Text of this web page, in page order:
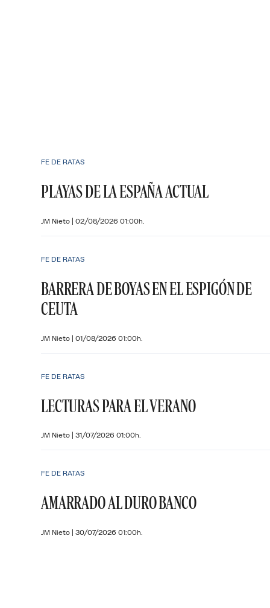
FE DE RATAS
PLAYAS DE LA ESPAÑA ACTUAL
JM Nieto | 02/08/2026 01:00h.
FE DE RATAS
BARRERA DE BOYAS EN EL ESPIGÓN DE
CEUTA
JM Nieto | 01/08/2026 01:00h.
FE DE RATAS
LECTURAS PARA EL VERANO
JM Nieto | 31/07/2026 01:00h.
FE DE RATAS
AMARRADO AL DURO BANCO
JM Nieto | 30/07/2026 01:00h.